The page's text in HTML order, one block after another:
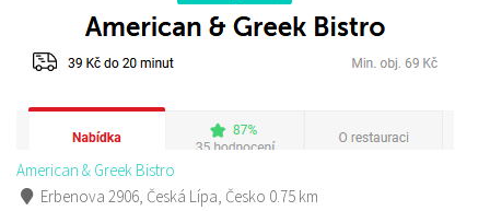
American & Greek Bistro
Erbenova 2906, Česká Lípa, Česko 0.75 km